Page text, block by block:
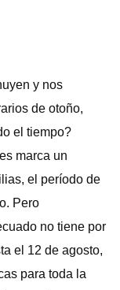
y nos
de otoño,
el tiempo?
marca un
el período de
Pero
no tiene por
el 12 de agosto,
para toda la